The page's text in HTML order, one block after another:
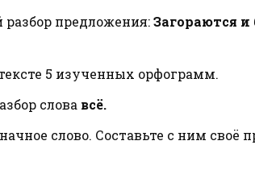
предложения:Загораются
5 изученных орфограмм.
слова всё.
слово. Составьте с ним своё